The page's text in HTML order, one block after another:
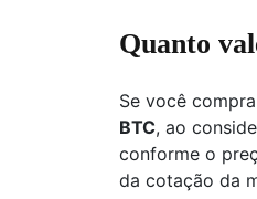
Quanto
Se você
BTC, ao
conforme o
da cotação da